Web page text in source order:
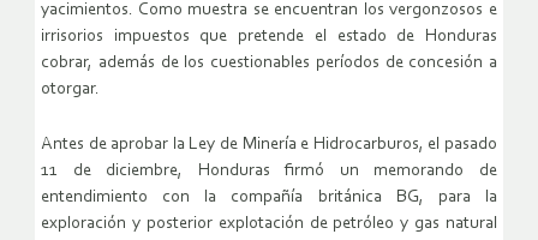
yacimientos. Como muestra se encuentran los vergonzosos e
irrisorios impuestos que pretende el estado de Honduras
cobrar, además de los cuestionables períodos de concesión a
otorgar.
Antes de aprobar la Ley de Minería e Hidrocarburos, el pasado
11 de diciembre, Honduras firmó un memorando de
entendimiento con la compañía británica BG, para la
exploración y posterior explotación de petróleo y gas natural